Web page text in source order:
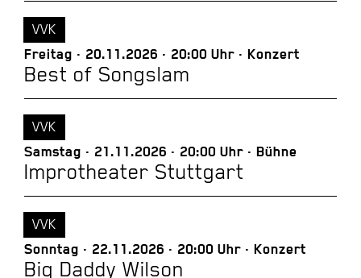
Freitag 20.11.2026 20:00 Uhr Konzert
Best of Songslam
VVK
Samstag 21.11.2026 20:00 Uhr Bühne
Improtheater Stuttgart
VVK
Sonntag 22.11.2026 20:00 Uhr Konzert
Big Daddy Wilson
VVK